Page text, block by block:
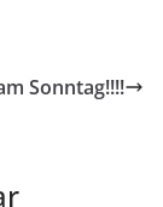
Sonntag!!!!